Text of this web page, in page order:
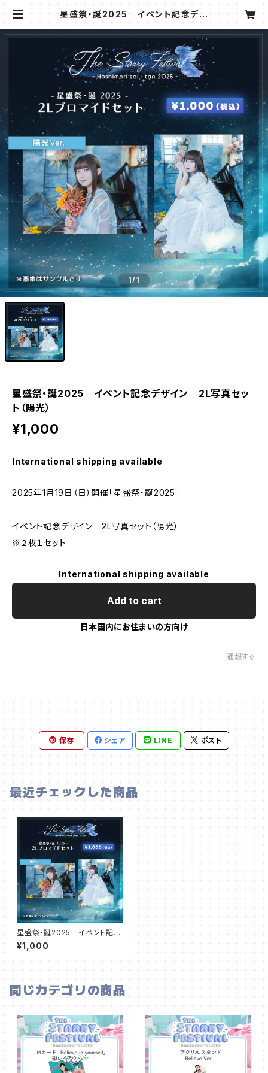
星盛祭・誕2025 イベント記念デザ
ールオフィス公式オンラインショップ
1/1
星盛祭・誕2025 イベント記念デザイン 2L写真セッ
ト（陽光）
¥1,000
International shipping available
2025年1月19日（日）開催「星盛祭・誕2025」
イベント記念デザイン 2L写真セット（陽光）
※２枚１セット
International shipping available
Add to cart
日本国内にお住まいの方向け
通報する
保存 シェア LINE ポスト
最近チェックした商品
星盛祭・誕2025 イベント記念
デザイン 2L写真セット（陽光）
¥1,000
同じカテゴリの商品